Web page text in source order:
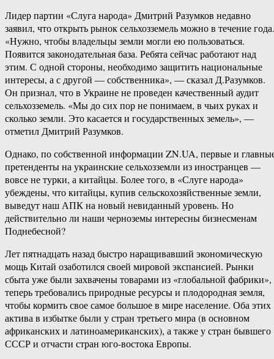
Лидер партии «Слуга народа» Дмитрий Разумков недавно
заявил, что открыть рынок сельхозземель можно в течение года.
«Нужно, чтобы владельцы земли могли ею пользоваться.
Появится законодательная база. Ребята сейчас работают над
этим. С одной стороны, необходимо защитить национальные
интересы, а с другой — собственника», — сказал Д.Разумков.
Он признал, что в Украине не проведен качественный аудит
сельхозземель. «Мы до сих пор не понимаем, в чьих руках и
сколько земли. Это касается и государственных земель», —
отметил Дмитрий Разумков.
Однако, по собственной информации ZN.UA, первые и
претенденты на украинские сельхозземли из иностранцев —
вовсе не турки, а китайцы. Более того, в «Слуге народа»
убеждены, что китайцы, купив сельскохозяйственные земли,
выведут наш АПК на новый невиданный уровень. Но
действительно ли наши черноземы интересны бизнесменам
Поднебесной?
Лет пятнадцать назад быстро наращивавший экономическую
мощь Китай озаботился своей мировой экспансией. Рынки
сбыта уже были захвачены товарами из «глобальной фабрики»,
теперь требовались природные ресурсы и плодородная земля,
чтобы кормить свое самое большое в мире население. Оба этих
актива в избытке были у стран третьего мира (в основном
африканских и латиноамериканских), а также у стран бывшего
СССР и отчасти стран юго-востока Европы.